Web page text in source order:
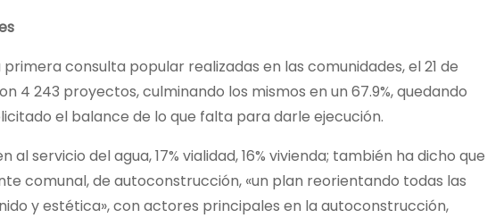
consulta popular realizadas en las comunidades, el 21 de
4 243 proyectos, culminando los mismos en un 67.9%, quedando
el balance de lo que falta para darle ejecución.
servicio del agua, 17% vialidad, 16% vivienda; también ha dicho que
comunal, de autoconstrucción, «un plan reorientando todas las
y estética», con actores principales en la autoconstrucción,